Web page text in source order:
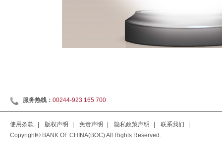
服务热线： 00244-923 165 700
使用条款 版权声明 免责声明 隐私政策声明 联系我们
Copyright© BANK OF CHINA(BOC) All Rights Reserved.